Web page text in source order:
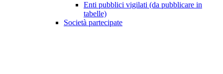
Enti pubblici vigilati (da pubblicare in
tabelle)
Società partecipate